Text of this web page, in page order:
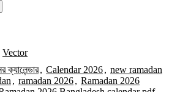
Vector
ক্যালেন্ডার, Calendar 2026, new ramadan
, ramadan 2026, Ramadan 2026